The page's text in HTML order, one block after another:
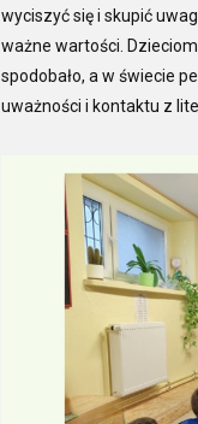
wyciszyć się i skupić
ważne wartości.
spodobało, a w świecie
uważności i kontaktu z